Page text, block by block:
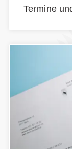
Termine